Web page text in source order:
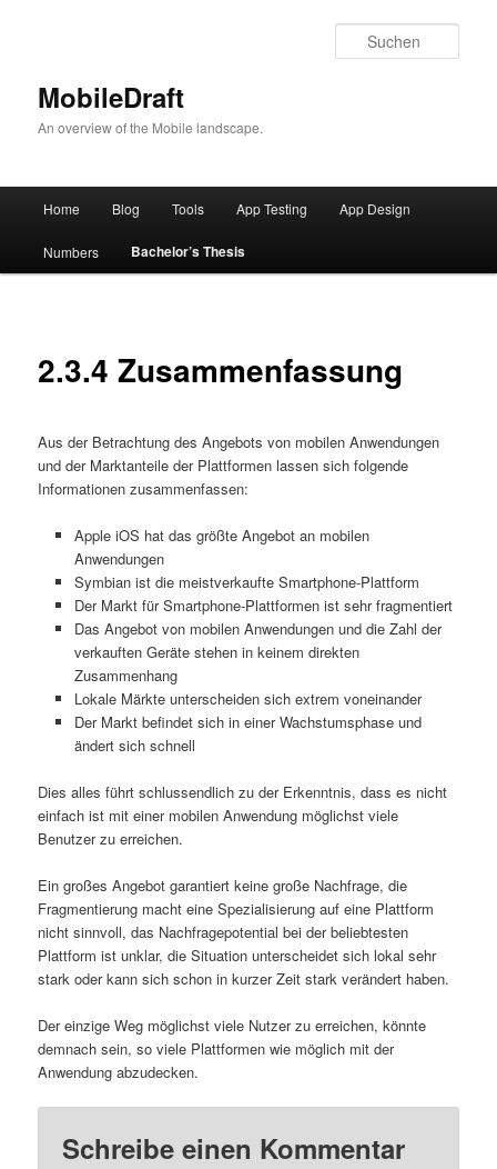
MobileDraft
An overview of the Mobile landscape.
Zum
Inhalt
Home Blog Tools App Testing App Design
Numbers Bachelor’s Thesis
2.3.4 Zusammenfassung
Aus der Betrachtung des Angebots von mobilen Anwendungen
und der Marktanteile der Plattformen lassen sich folgende
Informationen zusammenfassen:
Apple iOS hat das größte Angebot an mobilen
Anwendungen
Symbian ist die meistverkaufte Smartphone-Plattform
Der Markt für Smartphone-Plattformen ist sehr fragmentiert
Das Angebot von mobilen Anwendungen und die Zahl der
verkauften Geräte stehen in keinem direkten
Zusammenhang
Lokale Märkte unterscheiden sich extrem voneinander
Der Markt befindet sich in einer Wachstumsphase und
ändert sich schnell
Dies alles führt schlussendlich zu der Erkenntnis, dass es nicht
einfach ist mit einer mobilen Anwendung möglichst viele
Benutzer zu erreichen.
Ein großes Angebot garantiert keine große Nachfrage, die
Fragmentierung macht eine Spezialisierung auf eine Plattform
nicht sinnvoll, das Nachfragepotential bei der beliebtesten
Plattform ist unklar, die Situation unterscheidet sich lokal sehr
stark oder kann sich schon in kurzer Zeit stark verändert haben.
Der einzige Weg möglichst viele Nutzer zu erreichen, könnte
demnach sein, so viele Plattformen wie möglich mit der
Anwendung abzudecken.
Schreibe einen Kommentar